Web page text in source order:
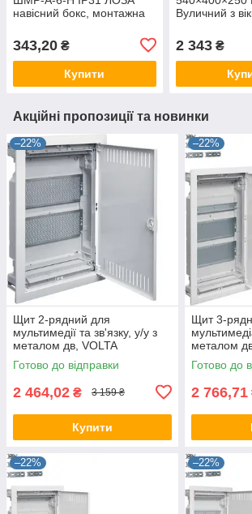
навісний бокс, монтажна
накладна
343,20 ₴
Купити
Вуличний з
зовнішній, щит
2 343₴
Акційні пропозиції та новинки
–22%
Щит 2-рядний для
мультимедії та зв'язку, у/у з
металом дв, VOLTA
VU24NWB, бокс Хагер, шафа
розподільна
Готово до відправки
2 464,02 ₴ 3 159 ₴
Купити
–22%
Щит 3-
металом
VU36NWB,
Готово до
2 766,71
–22% –22%